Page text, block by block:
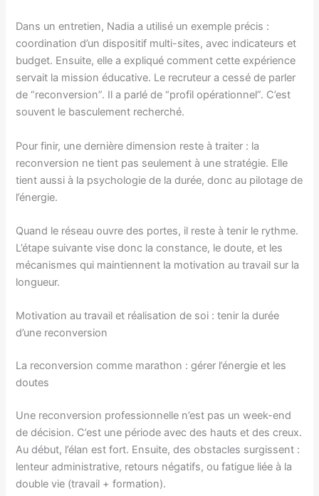
Dans un entretien, Nadia a utilisé un exemple précis :
coordination d’un dispositif multi-sites, avec indicateurs et
budget. Ensuite, elle a expliqué comment cette expérience
servait la mission éducative. Le recruteur a cessé de parler
de “reconversion”. Il a parlé de “profil opérationnel”. C’est
souvent le basculement recherché.
Pour finir, une dernière dimension reste à traiter : la
reconversion ne tient pas seulement à une stratégie. Elle
tient aussi à la psychologie de la durée, donc au pilotage de
l’énergie.
Quand le réseau ouvre des portes, il reste à tenir le rythme.
L’étape suivante vise donc la constance, le doute, et les
mécanismes qui maintiennent la motivation au travail sur la
longueur.
Motivation au travail et réalisation de soi : tenir la durée
d’une reconversion
La reconversion comme marathon : gérer l’énergie et les
doutes
Une reconversion professionnelle n’est pas un week-end
de décision. C’est une période avec des hauts et des creux.
Au début, l’élan est fort. Ensuite, des obstacles surgissent :
lenteur administrative, retours négatifs, ou fatigue liée à la
double vie (travail + formation).